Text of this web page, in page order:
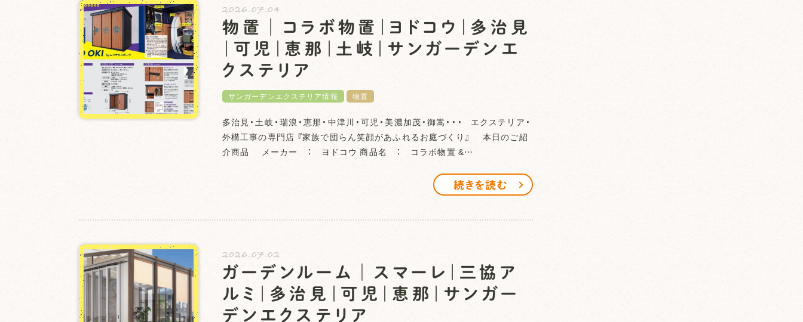
2026.07.04
物置│コラボ物置｜ヨドコウ｜多治見
｜可児｜恵那｜土岐｜サンガーデンエ
クステリア
サンガーデンエクステリア情報 物置
多治見・土岐・瑞浪・恵那・中津川・可児・美濃加茂・御嵩・・・ エクステリア・
外構工事の専門店 『家族で団らん笑顔があふれるお庭づくり』 本日のご紹
介商品 メーカー ： ヨドコウ 商品名 ： コラボ物置 &…
続きを読む
2026.07.02
ガーデンルーム│スマーレ｜三協ア
ルミ｜多治見｜可児｜恵那｜サンガー
デンエクステリア